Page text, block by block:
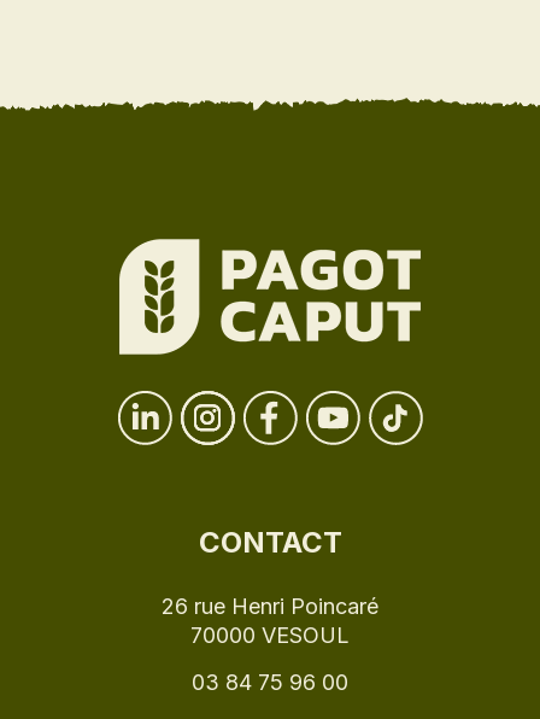
CONTACT
26 rue Henri Poincaré
70000 VESOUL
03 84 75 96 00